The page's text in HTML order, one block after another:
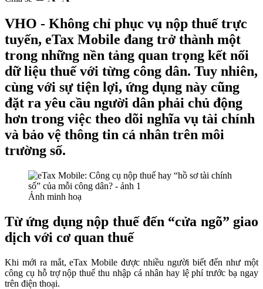
VHO - Không chỉ phục vụ nộp thuế trực
tuyến, eTax Mobile đang trở thành một
trong những nền tảng quan trọng kết nối
dữ liệu thuế với từng công dân. Tuy nhiên,
cùng với sự tiện lợi, ứng dụng này cũng
đặt ra yêu cầu người dân phải chủ động
hơn trong việc theo dõi nghĩa vụ tài chính
và bảo vệ thông tin cá nhân trên môi
trường số.
Ảnh minh hoạ
Từ ứng dụng nộp thuế đến “cửa ngõ” giao
dịch với cơ quan thuế
Khi mới ra mắt, eTax Mobile được nhiều người biết đến như một
công cụ hỗ trợ nộp thuế thu nhập cá nhân hay lệ phí trước bạ ngay
trên điện thoại.